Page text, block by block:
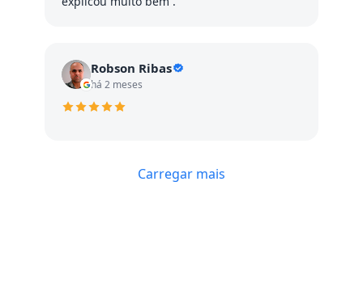
Robson Ribas
há 2 meses
Carregar mais